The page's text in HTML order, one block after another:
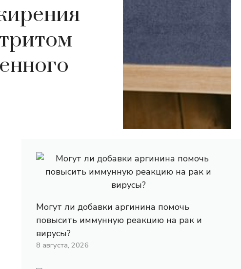
Могут ли добавки аргинина помочь
повысить иммунную реакцию на рак и
вирусы?
8 августа, 2026